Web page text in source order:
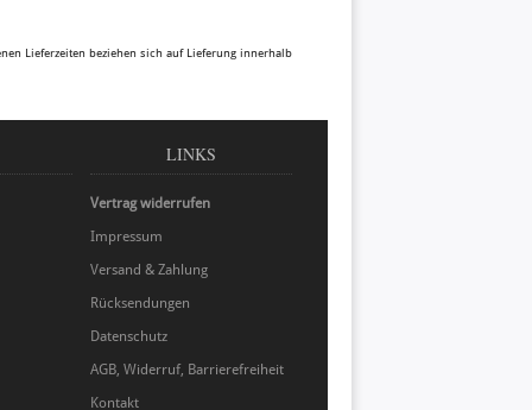
Lieferzeiten beziehen sich auf Lieferung innerhalb
LINKS
Vertrag widerrufen
Impressum
Versand & Zahlung
Rücksendungen
Datenschutz
AGB, Widerruf, Barrierefreiheit
Kontakt